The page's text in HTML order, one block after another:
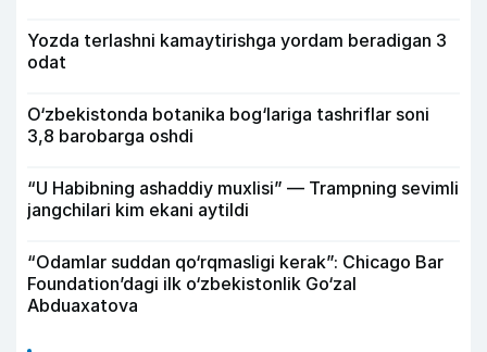
Yozda terlashni kamaytirishga yordam beradigan 3
odat
O‘zbekistonda botanika bog‘lariga tashriflar soni
3,8 barobarga oshdi
“U Habibning ashaddiy muxlisi” — Trampning sevimli
jangchilari kim ekani aytildi
“Odamlar suddan qo‘rqmasligi kerak”: Chicago Bar
Foundation’dagi ilk o‘zbekistonlik Go‘zal
Abduaxatova